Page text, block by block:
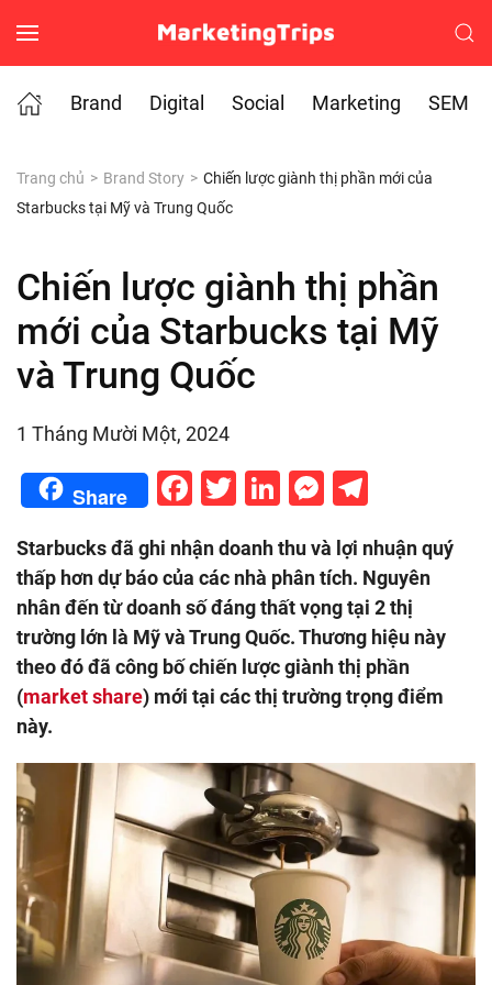
Skip to main content
Brand
Digital Social Marketing SEM
Trang chủ Brand Story
Chiến lược giành thị phần mới của
Starbucks tại Mỹ và Trung Quốc
Chiến lược giành thị phần
mới của Starbucks tại Mỹ
và Trung Quốc
1 Tháng Mười Một, 2024
Share Facebook
Twitter
LinkedIn
Starbucks đã ghi nhận doanh thu và lợi nhuận quý
thấp hơn dự báo của các nhà phân tích. Nguyên
nhân đến từ doanh số đáng thất vọng tại 2 thị
trường lớn là Mỹ và Trung Quốc. Thương hiệu này
theo đó đã công bố chiến lược giành thị phần
(market share) mới tại các thị trường trọng điểm
này.